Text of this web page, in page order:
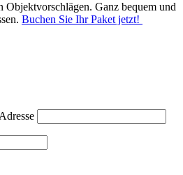
Objektvorschlägen. Ganz bequem und
Buchen Sie Ihr Paket jetzt!